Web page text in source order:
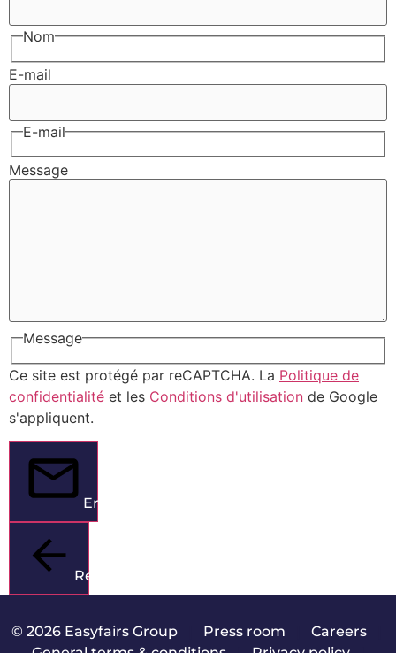
Nom
E-mail
E-mail
Message
Message
Ce site est protégé par reCAPTCHA. La Politique de
confidentialité et les Conditions d'utilisation de Google
s'appliquent.
Envoyer
Retour
© 2026 Easyfairs Group| Press room Careers|